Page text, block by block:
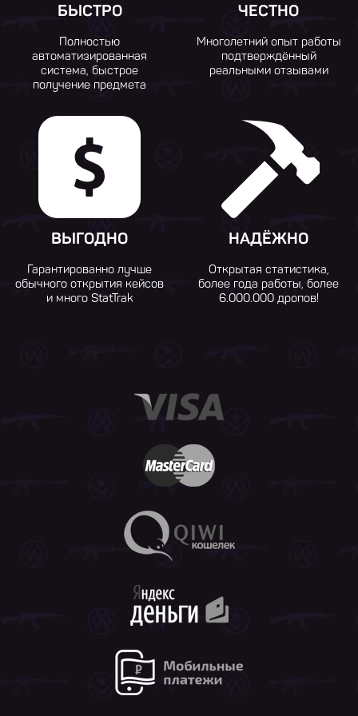
БЫСТРО
Полностью
автоматизированная
система, быстрое
получение предмета
ЧЕСТНО
Многолетний опыт работы
подтверждённый
реальными отзывами
ВЫГОДНО
Гарантированно лучше
обычного открытия кейсов
и много StatTrak
НАДЁЖНО
Открытая статистика,
более года работы, более
6.000.000 дропов!